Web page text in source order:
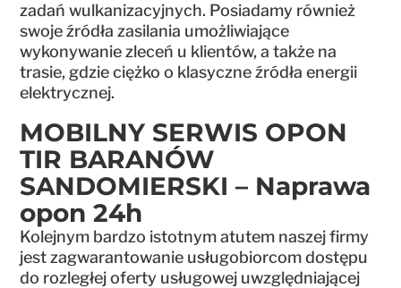
zadań wulkanizacyjnych. Posiadamy również
swoje źródła zasilania umożliwiające
wykonywanie zleceń u klientów, a także na
trasie, gdzie ciężko o klasyczne źródła energii
elektrycznej.
MOBILNY SERWIS OPON
TIR BARANÓW
SANDOMIERSKI – Naprawa
opon 24h
Kolejnym bardzo istotnym atutem naszej firmy
jest zagwarantowanie usługobiorcom dostępu
do rozległej oferty usługowej uwzględniającej